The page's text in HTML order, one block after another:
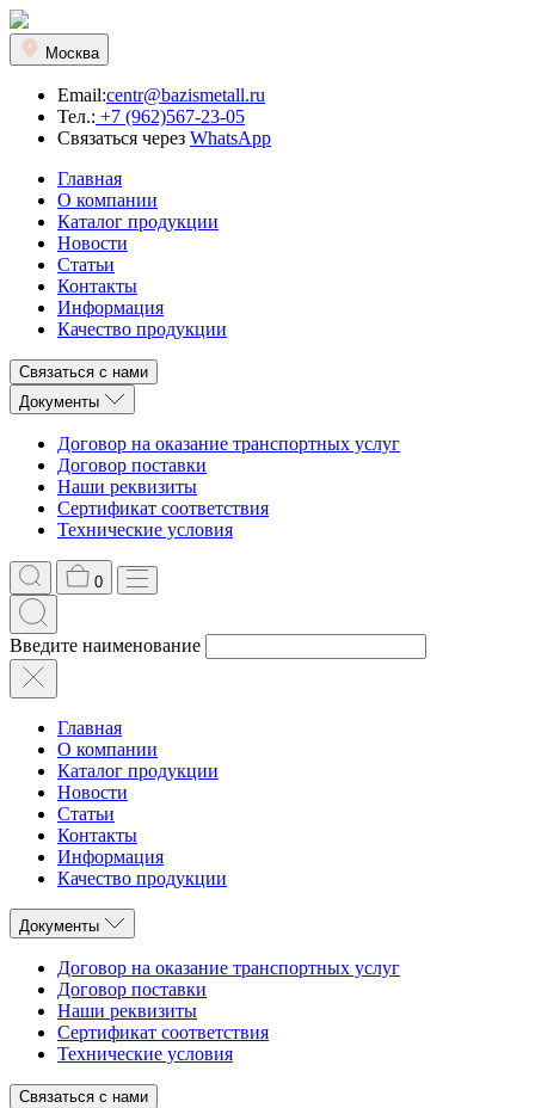
Москва
Email:centr@bazismetall.ru
Тел.: +7 (962)567-23-05
Связаться через WhatsApp
Главная
О компании
Каталог продукции
Новости
Статьи
Контакты
Информация
Качество продукции
Связаться с нами
Документы
Договор на оказание транспортных услуг
Договор поставки
Наши реквизиты
Сертификат соответствия
Технические условия
0
Введите наименование
Главная
О компании
Каталог продукции
Новости
Статьи
Контакты
Информация
Качество продукции
Документы
Договор на оказание транспортных услуг
Договор поставки
Наши реквизиты
Сертификат соответствия
Технические условия
Связаться с нами